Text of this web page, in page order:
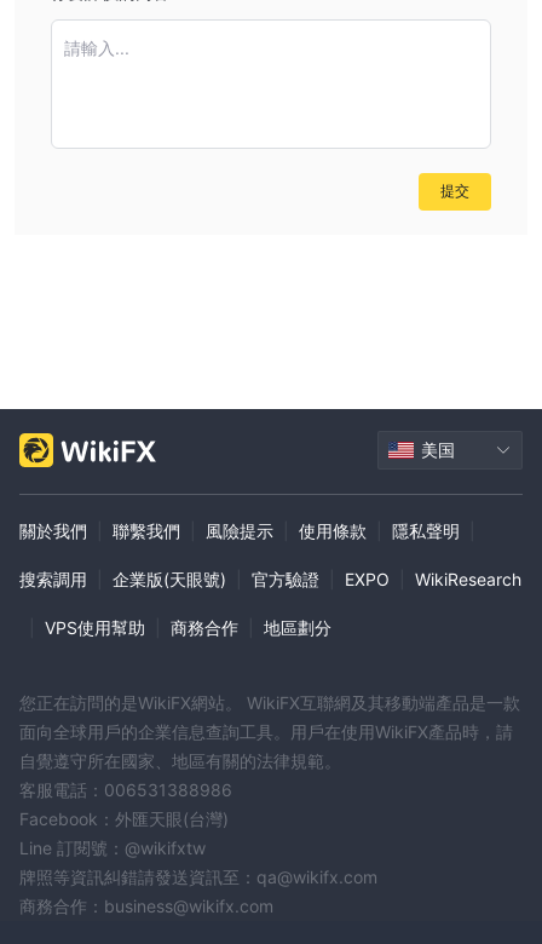
請輸入...
提交
美国
關於我們 聯繫我們 風險提示 使用條款 隱私聲明
搜索調用 企業版(天眼號) 官方驗證 EXPO WikiResearch
VPS使用幫助 商務合作 地區劃分
您正在訪問的是WikiFX網站。 WikiFX互聯網及其移動端產品是一款
面向全球用戶的企業信息查詢工具。用戶在使用WikiFX產品時，請
自覺遵守所在國家、地區有關的法律規範。
客服電話：006531388986
Facebook：外匯天眼(台灣)
Line 訂閱號：@wikifxtw
牌照等資訊糾錯請發送資訊至：qa@wikifx.com
商務合作：business@wikifx.com